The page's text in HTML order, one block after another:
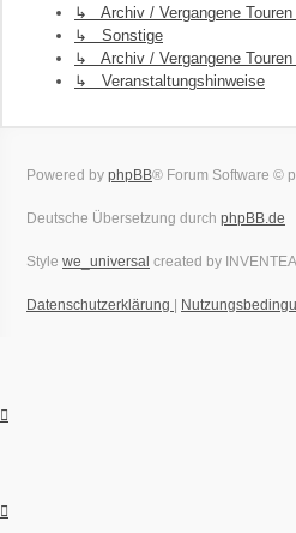
↳ Archiv / Vergangene Touren
↳ Sonstige
↳ Archiv / Vergangene Touren
↳ Veranstaltungshinweise
Powered by phpBB® Forum Software ©
Deutsche Übersetzung durch phpBB.de
Style we_universal created by
Datenschutzerklärung